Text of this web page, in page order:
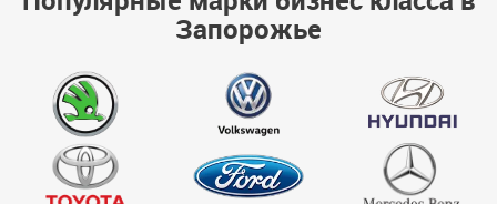
Запорожье